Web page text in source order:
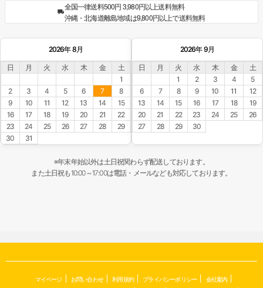
全国一律送料500円 3,980円以上送料無料
沖縄・北海道離島地域は9,800円以上で送料無料
2026年 8月
日 月 火 水 木 金
土
1
2
3 4 5 6 7
8
9
10 11 12 13 14
15
16
17 18 19 20 21
22
23
24 25 26 27 28
29
30
31
2026年 9月
日 月 火 水 木 金
土
1
2 3 4
5
6
7 8 9 10 11
12
13
14 15 16 17 18
19
20
21 22 23 24 25
26
27
28 29 30
※年末年始以外は土日祝関わらず配送しております。
また土日祝も10:00～17:00は電話・メールなども対応しております。
マイページ お問い合わせ 利用規約 プライバシーポリシー
会社案内